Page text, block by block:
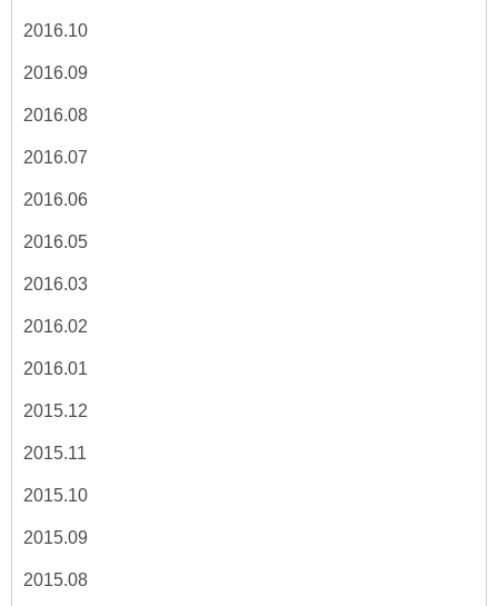
2016.10
2016.09
2016.08
2016.07
2016.06
2016.05
2016.03
2016.02
2016.01
2015.12
2015.11
2015.10
2015.09
2015.08